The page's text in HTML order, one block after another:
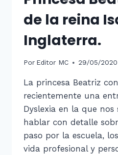
de la reina
Inglaterra.
Por Editor MC 29/05/2020
La princesa Beatriz
recientemente una
Dyslexia en la que nos
hablar con detalle
paso por la escuela,
vida profesional y